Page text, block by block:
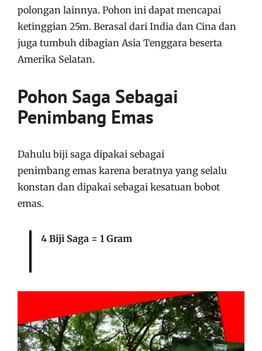
polongan lainnya. Pohon ini dapat mencapai
ketinggian 25m. Berasal dari India dan Cina dan
juga tumbuh dibagian Asia Tenggara beserta
Amerika Selatan.
Pohon Saga Sebagai
Penimbang Emas
Dahulu biji saga dipakai sebagai
penimbang emas karena beratnya yang selalu
konstan dan dipakai sebagai kesatuan bobot
emas.
4 Biji Saga = 1 Gram